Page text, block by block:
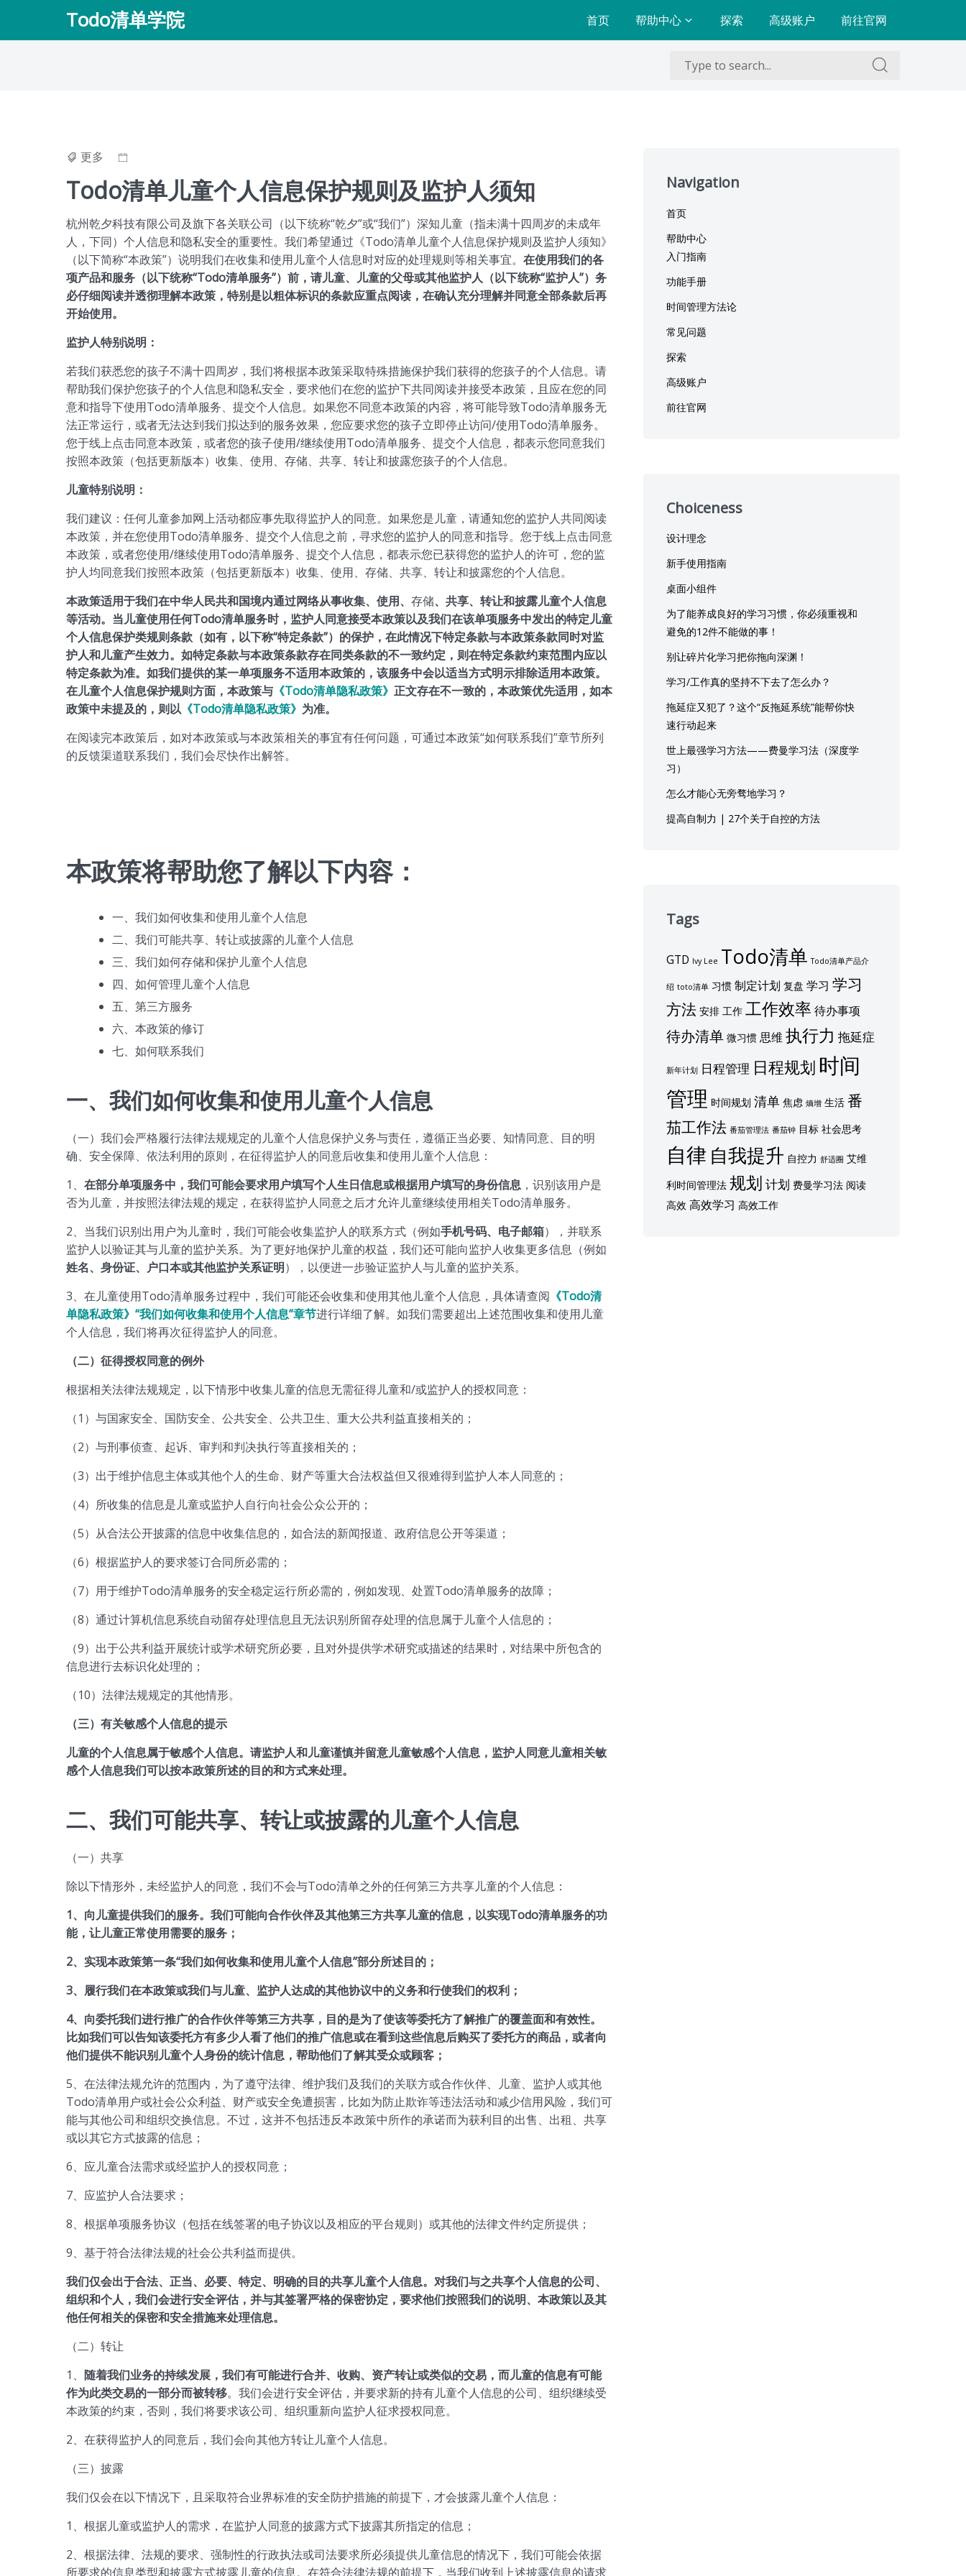
content
Todo清单学院 首页 帮助中心 探索 高级账户 前往官网
Search
Search
for:
更多
Todo清单儿童个人信息保护规则及监护人须知
杭州乾夕科技有限公司及旗下各关联公司（以下统称“乾夕”或“我们”）深知儿童（指未满十四周岁的未成年
人，下同）个人信息和隐私安全的重要性。我们希望通过《Todo清单儿童个人信息保护规则及监护人须知》
（以下简称“本政策”）说明我们在收集和使用儿童个人信息时对应的处理规则等相关事宜。 在使用我们的各
项产品和服务（以下统称“Todo清单服务”）前，请儿童、儿童的父母或其他监护人（以下统称“监护人”）务
必仔细阅读并透彻理解本政策，特别是以粗体标识的条款应重点阅读，在确认充分理解并同意全部条款后再
开始使用。
监护人特别说明：
若我们获悉您的孩子不满十四周岁，我们将根据本政策采取特殊措施保护我们获得的您孩子的个人信息。请
帮助我们保护您孩子的个人信息和隐私安全，要求他们在您的监护下共同阅读并接受本政策，且应在您的同
意和指导下使用Todo清单服务、提交个人信息。如果您不同意本政策的内容，将可能导致Todo清单服务无
法正常运行，或者无法达到我们拟达到的服务效果，您应要求您的孩子立即停止访问/使用Todo清单服务。
您于线上点击同意本政策，或者您的孩子使用/继续使用Todo清单服务、提交个人信息，都表示您同意我们
按照本政策（包括更新版本）收集、使用、存储、共享、转让和披露您孩子的个人信息。
儿童特别说明：
我们建议：任何儿童参加网上活动都应事先取得监护人的同意。如果您是儿童，请通知您的监护人共同阅读
本政策，并在您使用Todo清单服务、提交个人信息之前，寻求您的监护人的同意和指导。您于线上点击同意
本政策，或者您使用/继续使用Todo清单服务、提交个人信息，都表示您已获得您的监护人的许可，您的监
护人均同意我们按照本政策（包括更新版本）收集、使用、存储、共享、转让和披露您的个人信息。
本政策适用于我们在中华人民共和国境内通过网络从事收集、使用、 存储、共享、转让和披露儿童个人信息
等活动。当儿童使用任何Todo清单服务时，监护人同意接受本政策以及我们在该单项服务中发出的特定儿童
个人信息保护类规则条款（如有，以下称“特定条款”）的保护，在此情况下特定条款与本政策条款同时对监
护人和儿童产生效力。如特定条款与本政策条款存在同类条款的不一致约定，则在特定条款约束范围内应以
特定条款为准。如我们提供的某一单项服务不适用本政策的，该服务中会以适当方式明示排除适用本政策。
在儿童个人信息保护规则方面，本政策与 《Todo清单隐私政策》 正文存在不一致的，本政策优先适用，如本
政策中未提及的，则以 《Todo清单隐私政策》 为准。
在阅读完本政策后，如对本政策或与本政策相关的事宜有任何问题，可通过本政策“如何联系我们”章节所列
的反馈渠道联系我们，我们会尽快作出解答。
本政策将帮助您了解以下内容：
一、我们如何收集和使用儿童个人信息
二、我们可能共享、转让或披露的儿童个人信息
三、我们如何存储和保护儿童个人信息
四、如何管理儿童个人信息
五、第三方服务
六、本政策的修订
七、如何联系我们
一、我们如何收集和使用儿童个人信息
（一）我们会严格履行法律法规规定的儿童个人信息保护义务与责任，遵循正当必要、知情同意、目的明
确、安全保障、依法利用的原则，在征得监护人的同意后收集和使用儿童个人信息：
1、 在部分单项服务中，我们可能会要求用户填写个人生日信息或根据用户填写的身份信息 ，识别该用户是
否为儿童，并按照法律法规的规定，在获得监护人同意之后才允许儿童继续使用相关Todo清单服务。
2、当我们识别出用户为儿童时，我们可能会收集监护人的联系方式（例如手机号码、电子邮箱），并联系
监护人以验证其与儿童的监护关系。为了更好地保护儿童的权益，我们还可能向监护人收集更多信息（例如
姓名、身份证、户口本或其他监护关系证明），以便进一步验证监护人与儿童的监护关系。
3、在儿童使用Todo清单服务过程中，我们可能还会收集和使用其他儿童个人信息，具体请查阅 《Todo清
单隐私政策》“我们如何收集和使用个人信息”章节进行详细了解。如我们需要超出上述范围收集和使用儿童
个人信息，我们将再次征得监护人的同意。
（二）征得授权同意的例外
根据相关法律法规规定，以下情形中收集儿童的信息无需征得儿童和/或监护人的授权同意：
（1）与国家安全、国防安全、公共安全、公共卫生、重大公共利益直接相关的；
（2）与刑事侦查、起诉、审判和判决执行等直接相关的；
（3）出于维护信息主体或其他个人的生命、财产等重大合法权益但又很难得到监护人本人同意的；
（4）所收集的信息是儿童或监护人自行向社会公众公开的；
（5）从合法公开披露的信息中收集信息的，如合法的新闻报道、政府信息公开等渠道；
（6）根据监护人的要求签订合同所必需的；
（7）用于维护Todo清单服务的安全稳定运行所必需的，例如发现、处置Todo清单服务的故障；
（8）通过计算机信息系统自动留存处理信息且无法识别所留存处理的信息属于儿童个人信息的；
（9）出于公共利益开展统计或学术研究所必要，且对外提供学术研究或描述的结果时，对结果中所包含的
信息进行去标识化处理的；
（10）法律法规规定的其他情形。
（三）有关敏感个人信息的提示
儿童的个人信息属于敏感个人信息。请监护人和儿童谨慎并留意儿童敏感个人信息，监护人同意儿童相关敏
感个人信息我们可以按本政策所述的目的和方式来处理。
二、我们可能共享、转让或披露的儿童个人信息
（一）共享
除以下情形外，未经监护人的同意，我们不会与Todo清单之外的任何第三方共享儿童的个人信息：
1、向儿童提供我们的服务。我们可能向合作伙伴及其他第三方共享儿童的信息，以实现Todo清单服务的功
能，让儿童正常使用需要的服务；
2、实现本政策第一条“我们如何收集和使用儿童个人信息”部分所述目的；
3、履行我们在本政策或我们与儿童、监护人达成的其他协议中的义务和行使我们的权利；
4、向委托我们进行推广的合作伙伴等第三方共享，目的是为了使该等委托方了解推广的覆盖面和有效性。
比如我们可以告知该委托方有多少人看了他们的推广信息或在看到这些信息后购买了委托方的商品，或者向
他们提供不能识别儿童个人身份的统计信息，帮助他们了解其受众或顾客；
5、在法律法规允许的范围内，为了遵守法律、维护我们及我们的关联方或合作伙伴、儿童、监护人或其他
Todo清单用户或社会公众利益、财产或安全免遭损害，比如为防止欺诈等违法活动和减少信用风险，我们可
能与其他公司和组织交换信息。不过，这并不包括违反本政策中所作的承诺而为获利目的出售、出租、共享
或以其它方式披露的信息；
6、应儿童合法需求或经监护人的授权同意；
7、应监护人合法要求；
8、根据单项服务协议（包括在线签署的电子协议以及相应的平台规则）或其他的法律文件约定所提供；
9、基于符合法律法规的社会公共利益而提供。
我们仅会出于合法、正当、必要、特定、明确的目的共享儿童个人信息。对我们与之共享个人信息的公司、
组织和个人，我们会进行安全评估，并与其签署严格的保密协定，要求他们按照我们的说明、本政策以及其
他任何相关的保密和安全措施来处理信息。
（二）转让
1、 随着我们业务的持续发展，我们有可能进行合并、收购、资产转让或类似的交易，而儿童的信息有可能
作为此类交易的一部分而被转移。我们会进行安全评估，并要求新的持有儿童个人信息的公司、组织继续受
本政策的约束，否则，我们将要求该公司、组织重新向监护人征求授权同意。
2、在获得监护人的同意后，我们会向其他方转让儿童个人信息。
（三）披露
我们仅会在以下情况下，且采取符合业界标准的安全防护措施的前提下，才会披露儿童个人信息：
1、根据儿童或监护人的需求，在监护人同意的披露方式下披露其所指定的信息；
2、根据法律、法规的要求、强制性的行政执法或司法要求所必须提供儿童信息的情况下，我们可能会依据
所要求的信息类型和披露方式披露儿童的信息。在符合法律法规的前提下，当我们收到上述披露信息的请求
footerNavigation
首页
帮助中心
入门指南
功能手册
时间管理方法论
常见问题
探索
高级账户
前往官网
Choiceness
设计理念
新手使用指南
桌面小组件
为了能养成良好的学习习惯，你必须重视和
避免的12件不能做的事！
别让碎片化学习把你拖向深渊！
学习/工作真的坚持不下去了怎么办？
拖延症又犯了？这个“反拖延系统”能帮你快
速行动起来
世上最强学习方法——费曼学习法（深度学
习）
怎么才能心无旁骛地学习？
提高自制力 | 27个关于自控的方法
Tags
GTD Ivy Lee Todo清单 Todo清单产品介
绍 toto清单 习惯 制定计划 复盘 学习 学习
方法 安排 工作 工作效率 待办事项
待办清单 微习惯 思维 执行力 拖延症
新年计划 日程管理 日程规划 时间
管理 时间规划 清单 焦虑 熵增 生活 番
茄工作法 番茄管理法 番茄钟 目标 社会思考
自律 自我提升 自控力 舒适圈 艾维
利时间管理法 规划 计划 费曼学习法 阅读
高效 高效学习 高效工作